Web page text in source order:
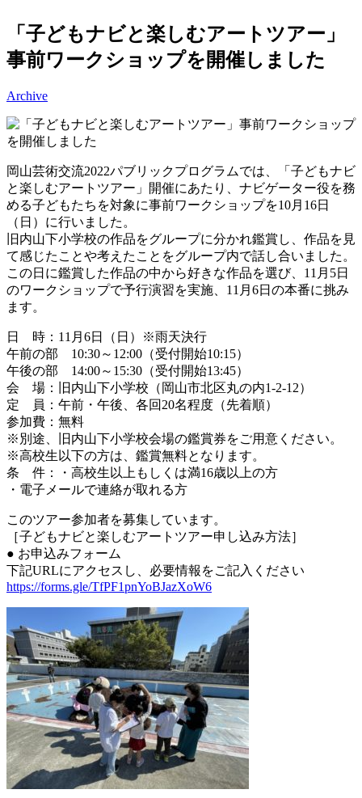
「子どもナビと楽しむアートツアー」
事前ワークショップを開催しました
Archive
岡山芸術交流2022パブリックプログラムでは、「子どもナビ
と楽しむアートツアー」開催にあたり、ナビゲーター役を務
める子どもたちを対象に事前ワークショップを10月16日
（日）に行いました。
旧内山下小学校の作品をグループに分かれ鑑賞し、作品を見
て感じたことや考えたことをグループ内で話し合いました。
この日に鑑賞した作品の中から好きな作品を選び、11月5日
のワークショップで予行演習を実施、11月6日の本番に挑み
ます。
日 時：11月6日（日）※雨天決行
午前の部 10:30～12:00（受付開始10:15）
午後の部 14:00～15:30（受付開始13:45）
会 場：旧内山下小学校（岡山市北区丸の内1-2-12）
定 員：午前・午後、各回20名程度（先着順）
参加費：無料
※別途、旧内山下小学校会場の鑑賞券をご用意ください。
※高校生以下の方は、鑑賞無料となります。
条 件：・高校生以上もしくは満16歳以上の方
・電子メールで連絡が取れる方
このツアー参加者を募集しています。
［子どもナビと楽しむアートツアー申し込み方法］
● お申込みフォーム
下記URLにアクセスし、必要情報をご記入ください
https://forms.gle/TfPF1pnYoBJazXoW6